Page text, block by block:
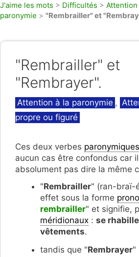
J'aime les mots > Difficultés > Attention
paronymie > "Rembrailler" et
"Rembrailler" et
"Rembrayer".
Catégories
Attention à la paronymie ,
propre ou figuré
Ces deux verbes paronymiques
aucun cas être confondus car
absolument pas dire la même
"Rembrailler" (ran-braï-
effet sous la forme
rembrailler" et signifie,
méridionaux : se
vêtements.
tandis que "Rembrayer"